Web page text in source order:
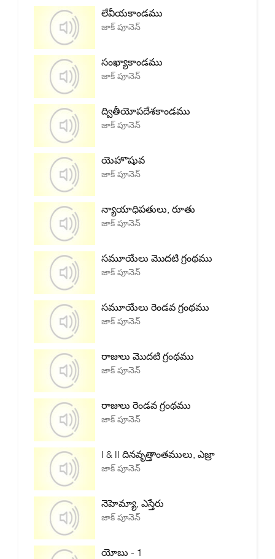
లేవీయకాండము
జాక్ పూనెన్
సంఖ్యాకాండము
జాక్ పూనెన్
ద్వితీయోపదేశకాండము
జాక్ పూనెన్
యెహొషువ
జాక్ పూనెన్
న్యాయాధిపతులు, రూతు
జాక్ పూనెన్
సమూయేలు మొదటి గ్రంథము
జాక్ పూనెన్
సమూయేలు రెండవ గ్రంథము
జాక్ పూనెన్
రాజులు మొదటి గ్రంథము
జాక్ పూనెన్
రాజులు రెండవ గ్రంథము
జాక్ పూనెన్
I & II దినవృత్తాంతములు, ఎజ్రా
జాక్ పూనెన్
నెహెమ్యా, ఎస్తేరు
జాక్ పూనెన్
యోబు - 1